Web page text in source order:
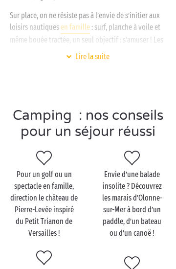
Sur place, on ne résiste pas à l’envie de s’initier aux
loisirs nautiques en famille : surf, planche à voile et
même bouée tractée, un seul objectif : s’amuser ! Les
enfants sont encore trop petits pour profiter des
en couple
Véritable poumon vert du Pays des Olonnes, la forêt
domaniale d’Olonne-sur-Mer, située au nord de la
commune, est propice à de jolies balades
en pleine nature. À l’ombre des grands pins,à vélo
sur la piste cyclable traversant la forêt du nord au
sud ou à pied via les chemins pédestres balisés,
explorez ses 1 200 ha aux essences de chênes verts et
d’acacias.
Lire la suite
Camping : nos conseils
pour un séjour réussi
Pour un golf ou un
spectacle en famille,
direction le château de
Pierre-Levée inspiré
du Petit Trianon de
Versailles !
Envie d’une balade
insolite ? Découvrez
les marais d’Olonne-
sur-Mer à bord d’un
paddle, d’un bateau
ou d’un canoë !